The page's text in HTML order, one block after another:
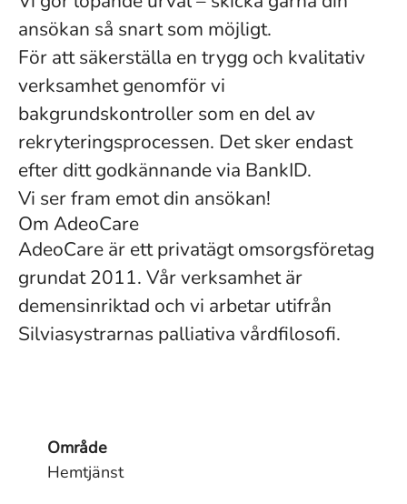
ansökan så snart som möjligt.
För att säkerställa en trygg och kvalitativ
verksamhet genomför vi
bakgrundskontroller som en del av
rekryteringsprocessen. Det sker endast
efter ditt godkännande via BankID.
Vi ser fram emot din ansökan!
Om AdeoCare
AdeoCare är ett privatägt omsorgsföretag
grundat 2011. Vår verksamhet är
demensinriktad och vi arbetar utifrån
Silviasystrarnas palliativa vårdfilosofi.
Område
Hemtjänst